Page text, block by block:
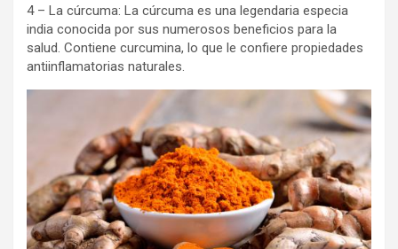
4 – La cúrcuma: La cúrcuma es una legendaria especia
india conocida por sus numerosos beneficios para la
salud. Contiene curcumina, lo que le confiere propiedades
antiinflamatorias naturales.